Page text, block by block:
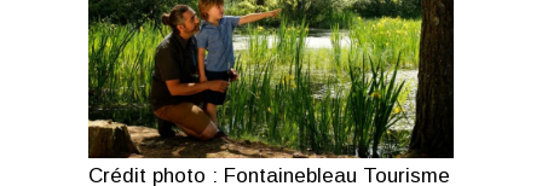
Crédit photo : Fontainebleau Tourisme